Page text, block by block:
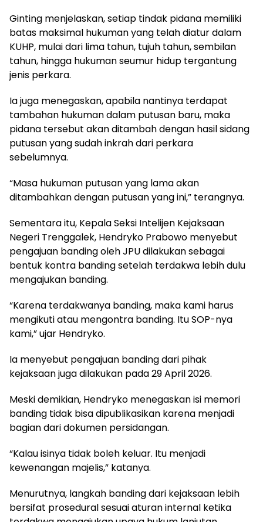
Ginting menjelaskan, setiap tindak pidana memiliki
batas maksimal hukuman yang telah diatur dalam
KUHP, mulai dari lima tahun, tujuh tahun, sembilan
tahun, hingga hukuman seumur hidup tergantung
jenis perkara.
Ia juga menegaskan, apabila nantinya terdapat
tambahan hukuman dalam putusan baru, maka
pidana tersebut akan ditambah dengan hasil sidang
putusan yang sudah inkrah dari perkara
sebelumnya.
“Masa hukuman putusan yang lama akan
ditambahkan dengan putusan yang ini,” terangnya.
Sementara itu, Kepala Seksi Intelijen Kejaksaan
Negeri Trenggalek, Hendryko Prabowo menyebut
pengajuan banding oleh JPU dilakukan sebagai
bentuk kontra banding setelah terdakwa lebih dulu
mengajukan banding.
“Karena terdakwanya banding, maka kami harus
mengikuti atau mengontra banding. Itu SOP-nya
kami,” ujar Hendryko.
Ia menyebut pengajuan banding dari pihak
kejaksaan juga dilakukan pada 29 April 2026.
Meski demikian, Hendryko menegaskan isi memori
banding tidak bisa dipublikasikan karena menjadi
bagian dari dokumen persidangan.
“Kalau isinya tidak boleh keluar. Itu menjadi
kewenangan majelis,” katanya.
Menurutnya, langkah banding dari kejaksaan lebih
bersifat prosedural sesuai aturan internal ketika